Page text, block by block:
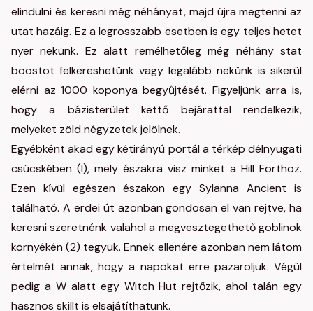
elindulni és keresni még néhányat, majd újra megtenni az
utat hazáig. Ez a legrosszabb esetben is egy teljes hetet
nyer nekünk. Ez alatt remélhetőleg még néhány stat
boostot felkereshetünk vagy legalább nekünk is sikerül
elérni az 1000 koponya begyűjtését. Figyeljünk arra is,
hogy a bázisterület kettő bejárattal rendelkezik,
melyeket zöld négyzetek jelölnek.
Egyébként akad egy kétirányú portál a térkép délnyugati
csücskében (I), mely északra visz minket a Hill Forthoz.
Ezen kívül egészen északon egy Sylanna Ancient is
található. A erdei út azonban gondosan el van rejtve, ha
keresni szeretnénk valahol a megvesztegethető goblinok
környékén (2) tegyük. Ennek ellenére azonban nem látom
értelmét annak, hogy a napokat erre pazaroljuk. Végül
pedig a W alatt egy Witch Hut rejtőzik, ahol talán egy
hasznos skillt is elsajátíthatunk.